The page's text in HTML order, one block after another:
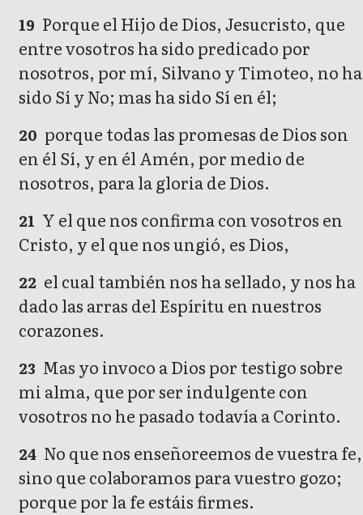
19 Porque el Hijo de Dios, Jesucristo, que
entre vosotros ha sido predicado por
nosotros, por mí, Silvano y Timoteo, no ha
sido Sí y No; mas ha sido Sí en él;
20 porque todas las promesas de Dios son
en él Sí, y en él Amén, por medio de
nosotros, para la gloria de Dios.
21 Y el que nos confirma con vosotros en
Cristo, y el que nos ungió, es Dios,
22 el cual también nos ha sellado, y nos ha
dado las arras del Espíritu en nuestros
corazones.
23 Mas yo invoco a Dios por testigo sobre
mi alma, que por ser indulgente con
vosotros no he pasado todavía a Corinto.
24 No que nos enseñoreemos de vuestra fe,
sino que colaboramos para vuestro gozo;
porque por la fe estáis firmes.